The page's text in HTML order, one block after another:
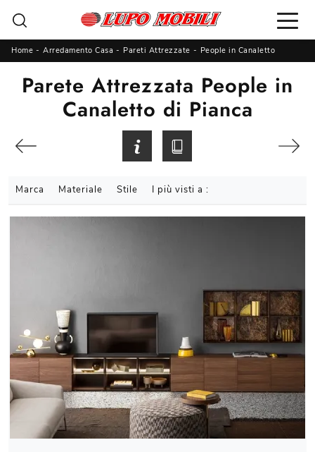
Home - Arredamento Casa - Pareti Attrezzate - People in Canaletto
Parete Attrezzata People in
Canaletto di Pianca
Marca Materiale Stile I più visti a :